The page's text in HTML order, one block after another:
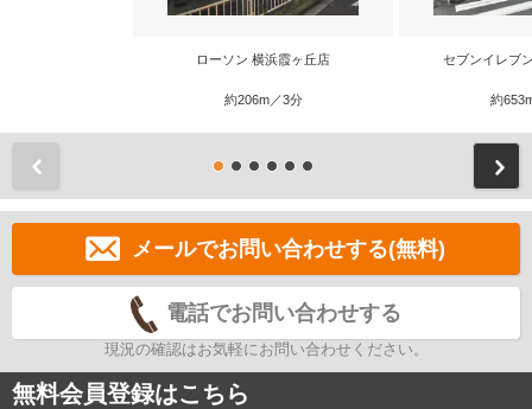
ローソン 横浜霞ヶ丘店
約206m／3分
セブンイレブ
約
メールでお問い合わせする(無料)
電話でお問い合わせする
現況の確認はお気軽にお問い合わせください。
無料会員登録はこちら